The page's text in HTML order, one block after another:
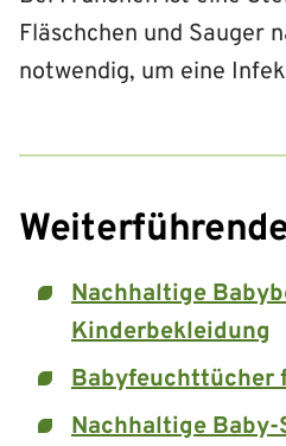
Fläschchen und Sauger
notwendig, um eine
Nachhaltige
Kinderbekleidung
Babyfeuchttücher
Nachhaltige